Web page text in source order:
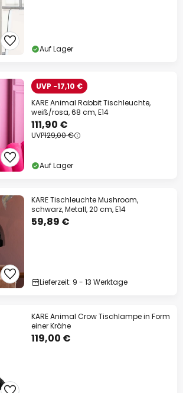
Auf Lager
UVP -17,10 €
KARE Animal Rabbit Tischleuchte,
weiß/rosa, 68 cm, E14
111,90 €
UVP129,00 €
Auf Lager
KARE Tischleuchte Mushroom,
schwarz, Metall, 20 cm, E14
59,89 €
Lieferzeit: 9 - 13 Werktage
KARE Animal Crow Tischlampe in Form
einer Krähe
119,00 €